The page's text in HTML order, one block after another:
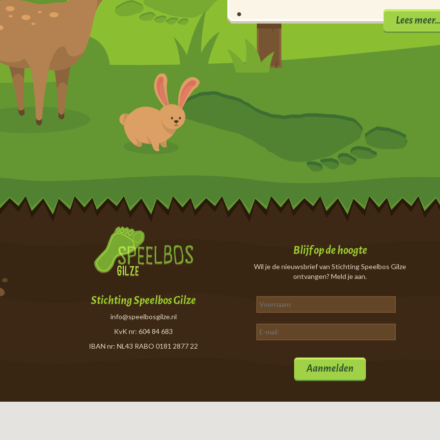
Lees
Stichting Speelbos Gilze
info@speelbosgilze.nl
KvK nr: 604 84 683
IBAN nr: NL43 RABO 0181 2877 22
Blijf op de hoogte
Wil je de nieuwsbrief van Stichting Speelbos Gilze
ontvangen? Meld je aan.
Aanmelden